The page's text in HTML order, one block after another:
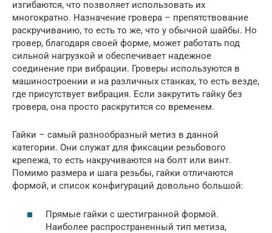
изгибаются, что позволяет использовать их
многократно. Назначение гровера – препятствование
раскручиванию, то есть то же, что у обычной шайбы. Но
гровер, благодаря своей форме, может работать под
сильной нагрузкой и обеспечивает надежное
соединение при вибрации. Гроверы используются в
машиностроении и на различных станках, то есть везде,
где присутствует вибрация. Если закрутить гайку без
гровера, она просто раскрутится со временем.
Гайки – самый разнообразный метиз в данной
категории. Они служат для фиксации резьбового
крепежа, то есть накручиваются на болт или винт.
Помимо размера и шага резьбы, гайки отличаются
формой, и список конфигураций довольно большой:
Прямые гайки с шестигранной формой.
Наиболее распространенный тип метиза,